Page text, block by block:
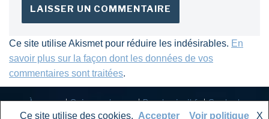
Ce site utilise Akismet pour réduire les indésirables. En
savoir plus sur la façon dont les données de vos
commentaires sont traitées.
À propos|Onirography.com|Ruedeminuit.fr|Contact
2025Rozenn Illiano – Tous droits réservés | Illustrations :
Ce site utilise des cookies. X
Accepter Voir politique